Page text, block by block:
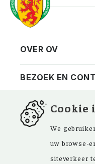
Vereniging
Privacy
ANBI
Contact
Bezoekadres
Vraag en
OVER OV
BEZOEK EN
NIEUWSBRIEF
FACEBOOK
We
uw browse-
siteverkeer